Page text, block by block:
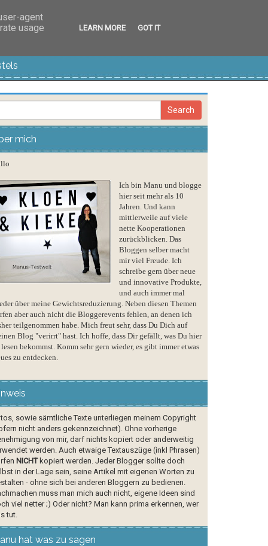
mich
Ich bin Manu und blogge
hier seit mehr als 10
Jahren. Und kann
mittlerweile auf viele
nette Kooperationen
zurückblicken. Das
Bloggen selber macht
mir viel Freude. Ich
schreibe gern über neue
und innovative Produkte,
und auch immer mal
über meine Gewichtsreduzierung. Neben diesen Themen
aber auch nicht die Bloggerevents fehlen, an denen ich
teilgenommen habe. Mich freut sehr, dass Du Dich auf
Blog "verirrt" hast. Ich hoffe, dass Dir gefällt, was Du hier
bekommst. Komm sehr gern wieder, es gibt immer etwas
zu entdecken.
sowie sämtliche Texte unterliegen meinem Copyright
nicht anders gekennzeichnet). Ohne vorherige
von mir, darf nichts kopiert oder anderweitig
werden. Auch etwaige Textauszüge (inkl Phrasen)
NICHTkopiert werden. Jeder Blogger sollte doch
in der Lage sein, seine Artikel mit eigenen Worten zu
- ohne sich bei anderen Bloggern zu bedienen.
muss man mich auch nicht, eigene Ideen sind
viel netter ;) Oder nicht? Man kann prima erkennen, wer
tut.
hat was zu sagen
agent
usage
LEARN MORE GOT IT